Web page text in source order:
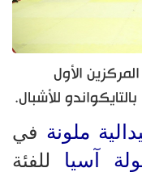
الأول
للأشبال.
ملونة في
آسيا للفئة